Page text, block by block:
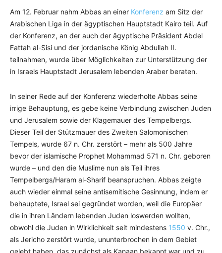
Am 12. Februar nahm Abbas an einer Konferenz am Sitz der
Arabischen Liga in der ägyptischen Hauptstadt Kairo teil. Auf
der Konferenz, an der auch der ägyptische Präsident Abdel
Fattah al-Sisi und der jordanische König Abdullah II.
teilnahmen, wurde über Möglichkeiten zur Unterstützung der
in Israels Hauptstadt Jerusalem lebenden Araber beraten.
In seiner Rede auf der Konferenz wiederholte Abbas seine
irrige Behauptung, es gebe keine Verbindung zwischen Juden
und Jerusalem sowie der Klagemauer des Tempelbergs.
Dieser Teil der Stützmauer des Zweiten Salomonischen
Tempels, wurde 67 n. Chr. zerstört – mehr als 500 Jahre
bevor der islamische Prophet Mohammad 571 n. Chr. geboren
wurde – und den die Muslime nun als Teil ihres
Tempelbergs/Haram al-Sharif beanspruchen. Abbas zeigte
auch wieder einmal seine antisemitische Gesinnung, indem er
behauptete, Israel sei gegründet worden, weil die Europäer
die in ihren Ländern lebenden Juden loswerden wollten,
obwohl die Juden in Wirklichkeit seit mindestens 1550 v. Chr.,
als Jericho zerstört wurde, ununterbrochen in dem Gebiet
gelebt haben, das zunächst als Kanaan bekannt war und zu